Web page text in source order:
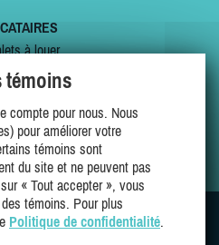
à louer
à vendre
spéciales
favoris
NOUS SUR
témoins
compte pour nous. Nous
pour améliorer votre
témoins sont
du site et ne peuvent pas
« Tout accepter », vous
témoins. Pour plus
Politique de confidentialité.